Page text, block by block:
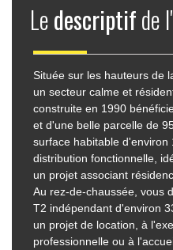
Ledescriptifde
Située sur les hauteurs de
un secteur calme et
construite en 1990
et d'une belle parcelle de
surface habitable d'environ
distribution fonctionnelle,
un projet associant
Au rez-de-chaussée, vous
T2 indépendant d'environ
un projet de location, à
professionnelle ou à